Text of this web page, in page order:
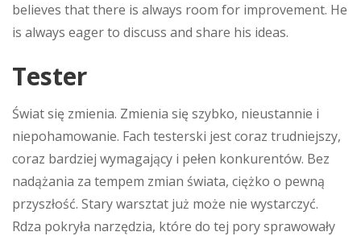
believes that there is always room for improvement. He
is always eager to discuss and share his ideas.
Tester
Świat się zmienia. Zmienia się szybko, nieustannie i
niepohamowanie. Fach testerski jest coraz trudniejszy,
coraz bardziej wymagający i pełen konkurentów. Bez
nadążania za tempem zmian świata, ciężko o pewną
przyszłość. Stary warsztat już może nie wystarczyć.
Rdza pokryła narzędzia, które do tej pory sprawowały